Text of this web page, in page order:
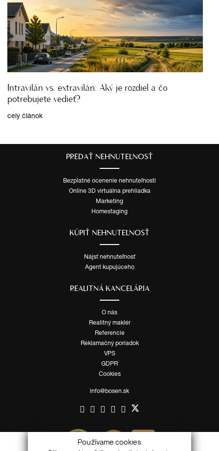
Používame cookies
Intravilán vs. extravilán: Aký je rozdiel a čo
potrebujete vedieť?
celý článok
PREDAŤ NEHNUTEĽNOSŤ
Bezplatné ocenenie nehnuteľnosti
Online 3D virtuálna prehliadka
Marketing
Homestaging
KÚPIŤ NEHNUTEĽNOSŤ
Nájsť nehnuteľnosť
Agent kupujúceho
REALITNÁ KANCELÁRIA
O nás
Realitný maklér
Referencie
Reklamačný poriadok
VPS
GDPR
Cookies
info@bosen.sk